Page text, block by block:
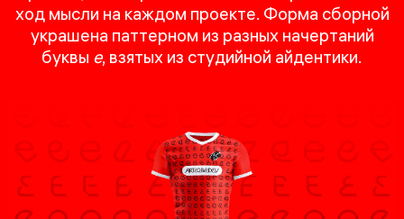
ход мысли на каждом проекте. Форма сборной
украшена паттерном из разных начертаний
буквы е, взятых из студийной айдентики.